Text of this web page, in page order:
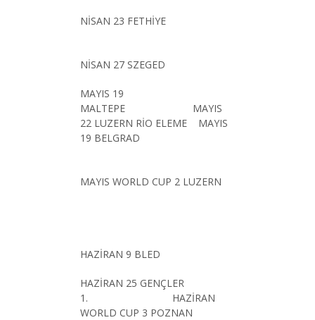
NİSAN 23 FETHİYE
NİSAN 27 SZEGED
MAYIS 19
MALTEPE MAYIS
22 LUZERN RİO ELEME MAYIS
19 BELGRAD
MAYIS WORLD CUP 2 LUZERN
HAZİRAN 9 BLED
HAZİRAN 25 GENÇLER
1. HAZİRAN
WORLD CUP 3 POZNAN